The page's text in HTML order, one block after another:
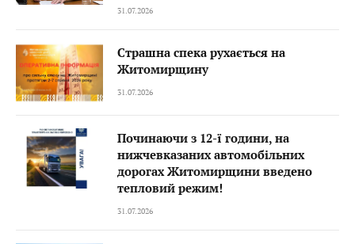
31.07.2026
Страшна спека рухається на
Житомирщину
31.07.2026
Починаючи з 12-ї години, на
нижчевказаних автомобільних
дорогах Житомирщини введено
тепловий режим!
31.07.2026